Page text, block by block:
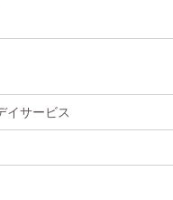
イサービス